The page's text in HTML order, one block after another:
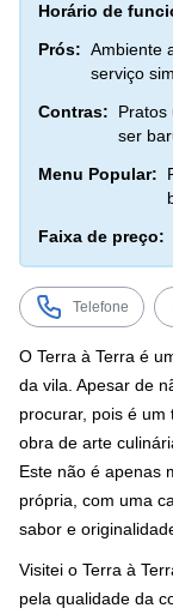
Horário de
Prós: Ambiente
serviço
Contras:
Pratos
ser
Menu Popular:
Faixa de preço:
Telefone
O Terra à Terra é
da vila. Apesar de
procurar, pois é
obra de arte
Este não é apenas
própria, com uma
sabor e
Visitei o Terra à
pela qualidade da